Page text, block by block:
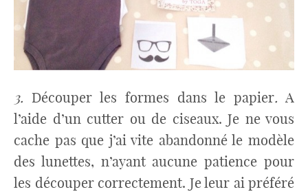
3. Découper les formes dans le papier. A
l’aide d’un cutter ou de ciseaux. Je ne vous
cache pas que j’ai vite abandonné le modèle
des lunettes, n’ayant aucune patience pour
les découper correctement. Je leur ai préféré